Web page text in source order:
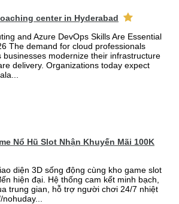
center in Hyderabad
and Azure DevOps Skills Are Essential
The demand for cloud professionals
businesses modernize their infrastructure
delivery. Organizations today expect
Nổ Hũ Slot Nhận Khuyến Mãi 100K
diện 3D sống động cùng kho game slot
hiện đại. Hệ thống cam kết minh bạch,
trung gian, hỗ trợ người chơi 24/7 nhiệt